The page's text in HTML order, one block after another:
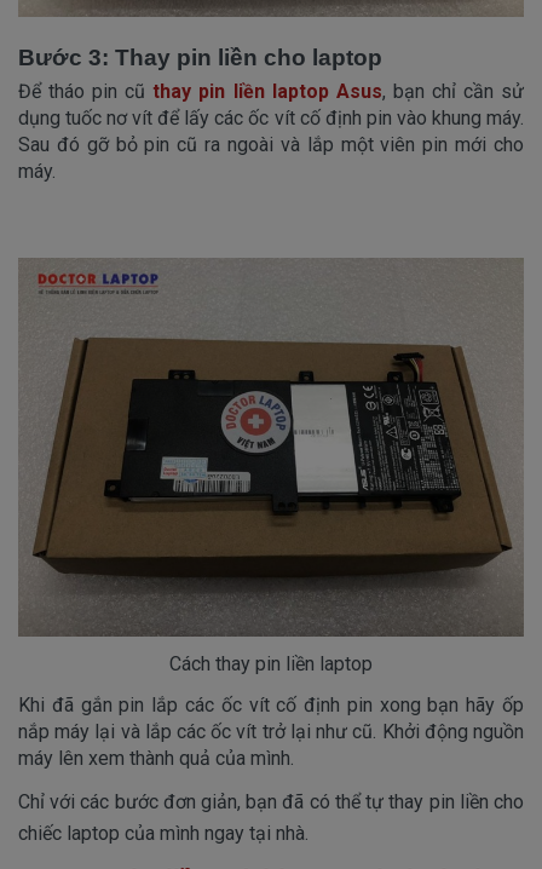
Bước 3: Thay pin liền cho laptop
Để tháo pin cũthay pin liền laptop Asus, bạn chỉ cần sử
dụng tuốc nơ vít để lấy các ốc vít cố định pin vào khung máy.
Sau đó gỡ bỏ pin cũ ra ngoài và lắp một viên pin mới cho
máy.
Cách thay pin liền laptop
Khi đã gắn pin lắp các ốc vít cố định pin xong bạn hãy ốp
nắp máy lại và lắp các ốc vít trở lại như cũ. Khởi động nguồn
máy lên xem thành quả của mình.
Chỉ với các bước đơn giản, bạn đã có thể tự thay pin liền cho
chiếc laptop của mình ngay tại nhà.